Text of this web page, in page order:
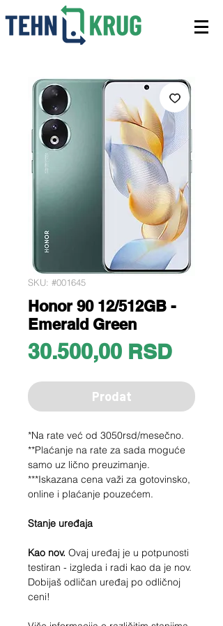
SKU: #001645
Honor 90 12/512GB -
Emerald Green
30.500,00 RSDPrice
Prodat
*Na rate već od 3050rsd/mesečno.
**Plaćanje na rate za sada moguće
samo uz lično preuzimanje.
***Iskazana cena važi za gotovinsko,
online i plaćanje pouzećem.
Stanje uređaja
Kao nov. Ovaj uređaj je u potpunosti
testiran - izgleda i radi kao da je nov.
Dobijaš odličan uređaj po odličnoj
ceni!